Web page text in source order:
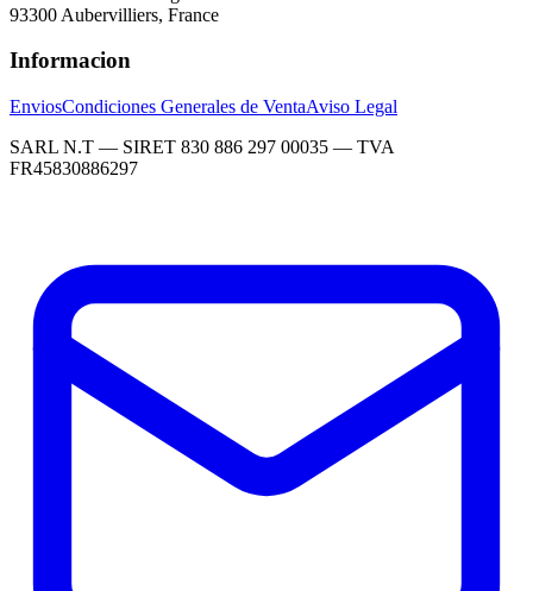
93300 Aubervilliers, France
Informacion
EnviosCondiciones Generales de VentaAviso Legal
SARL N.T — SIRET 830 886 297 00035 — TVA
FR45830886297